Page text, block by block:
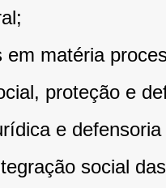
em matéria
proteção e
e
social